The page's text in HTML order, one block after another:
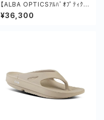
【ALBA OPTICSｱﾙﾊﾞｵﾌﾟﾃｨｸ
ｽ】DELTAﾃﾞﾙﾀ／DELTA FRA
ME + VZUM AF-LENS RKT
¥36,300